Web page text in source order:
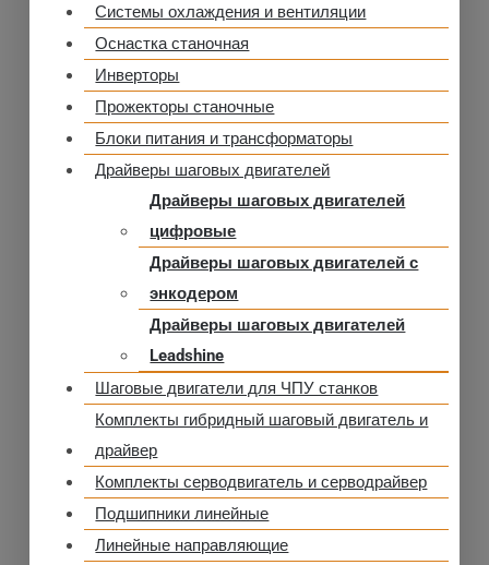
Системы охлаждения и вентиляции
Оснастка станочная
Инверторы
Прожекторы станочные
Блоки питания и трансформаторы
Драйверы шаговых двигателей
Драйверы шаговых двигателей
цифровые
Драйверы шаговых двигателей с
энкодером
Драйверы шаговых двигателей
Leadshine
Шаговые двигатели для ЧПУ станков
Комплекты гибридный шаговый двигатель и
драйвер
Комплекты серводвигатель и серводрайвер
Подшипники линейные
Линейные направляющие